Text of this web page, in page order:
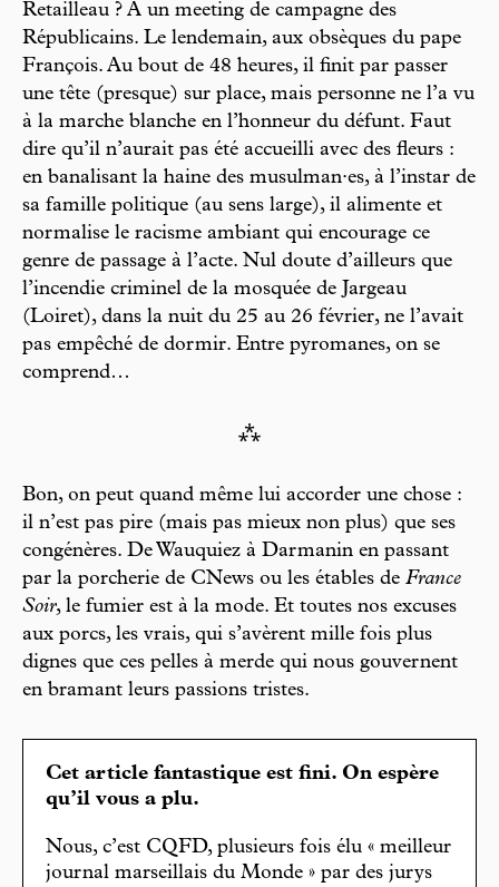
Retailleau ? À un meeting de campagne des
Républicains. Le lendemain, aux obsèques du pape
François. Au bout de 48 heures, il finit par passer
une tête (presque) sur place, mais personne ne l’a vu
à la marche blanche en l’honneur du défunt. Faut
dire qu’il n’aurait pas été accueilli avec des fleurs :
en banalisant la haine des musulman·es, à l’instar de
sa famille politique (au sens large), il alimente et
normalise le racisme ambiant qui encourage ce
genre de passage à l’acte. Nul doute d’ailleurs que
l’incendie criminel de la mosquée de Jargeau
(Loiret), dans la nuit du 25 au 26 février, ne l’avait
pas empêché de dormir. Entre pyromanes, on se
comprend…
⁂
Bon, on peut quand même lui accorder une chose :
il n’est pas pire (mais pas mieux non plus) que ses
congénères. De Wauquiez à Darmanin en passant
par la porcherie de CNews ou les étables de France
Soir, le fumier est à la mode. Et toutes nos excuses
aux porcs, les vrais, qui s’avèrent mille fois plus
dignes que ces pelles à merde qui nous gouvernent
en bramant leurs passions tristes.
Cet article fantastique est fini. On espère
qu’il vous a plu.
Nous, c’est CQFD, plusieurs fois élu « meilleur
journal marseillais du Monde » par des jurys